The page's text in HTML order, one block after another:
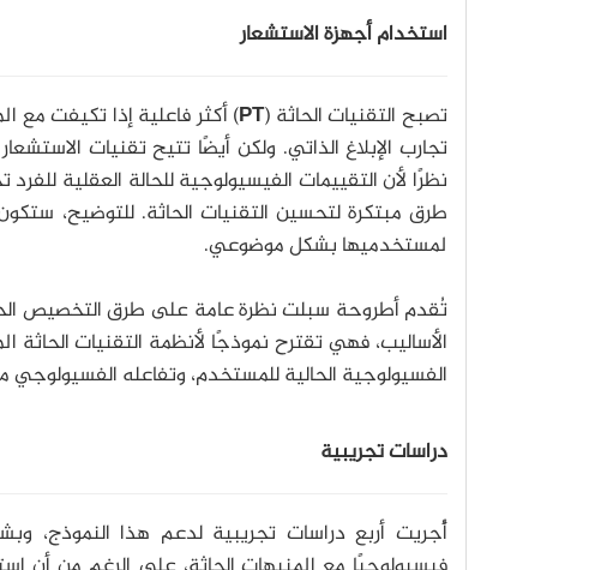
استخدام أجهزة الاستشعار
تصبح التقنيات الحاثة (PT) أكثر فاعلية إذا تكيفت
تجارب الإبلاغ الذاتي. ولكن أيضًا تتيح تقنيات
نظرًا لأن التقييمات الفيسيولوجية للحالة العقلية
طرق مبتكرة لتحسين التقنيات الحاثة. للتوضيح،
لمستخدميها بشكل موضوعي.
تُقدم أطروحة سبلت نظرة عامة على طرق التخصيص
الأساليب، فهي تقترح نموذجًا لأنظمة التقنيات
الفسيولوجية الحالية للمستخدم، وتفاعله الفسيولوجي
دراسات تجريبية
أُجريت أربع دراسات تجريبية لدعم هذا النموذج،